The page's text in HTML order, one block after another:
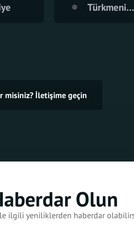
Türkmenistan
misiniz? İletişime geçin
Olun
ilgili yeniliklerden haberdar